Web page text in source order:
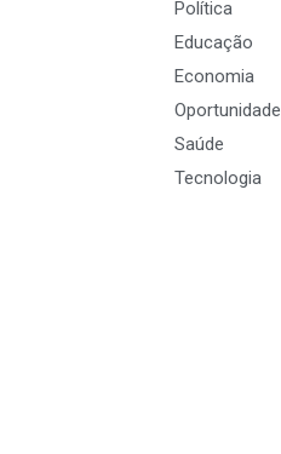
Política
Educação
Economia
Oportunidade
Saúde
Tecnologia